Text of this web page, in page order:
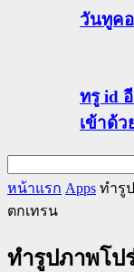
วันทูคอ
ทรู id
เข้าด้ว
หน้าแรก Apps ทำรู
ตกเทรน
ทำรูปภาพโป